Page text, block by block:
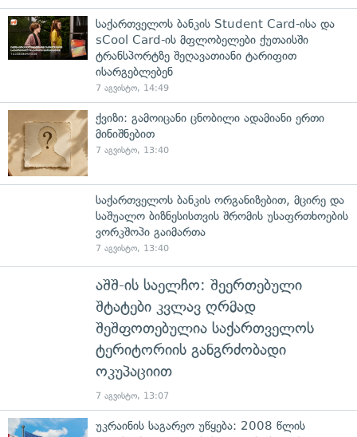
საქართველოს ბანკის Student Card-ისა და
sCool Card-ის მფლობელები ქუთაისში
ტრანსპორტზე შეღავათიანი ტარიფით
ისარგებლებენ
7 აგვისტო, 14:49
ქვიზი: გამოიცანი ცნობილი ადამიანი ერთი
მინიშნებით
7 აგვისტო, 13:40
საქართველოს ბანკის ორგანიზებით, მცირე და
საშუალო ბიზნესისთვის შრომის უსაფრთხოების
ვორკშოპი გაიმართა
7 აგვისტო, 13:40
აშშ-ის საელჩო: შეერთებული
შტატები კვლავ ღრმად
შეშფოთებულია საქართველოს
ტერიტორიის განგრძობადი
ოკუპაციით
7 აგვისტო, 13:07
უკრაინის საგარეო უწყება: 2008 წლის